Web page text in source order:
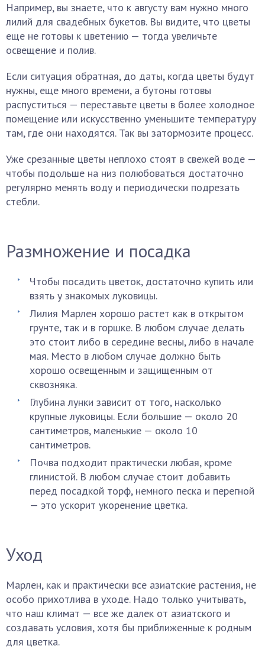
Например, вы знаете, что к августу вам нужно много
лилий для свадебных букетов. Вы видите, что цветы
еще не готовы к цветению — тогда увеличьте
освещение и полив.
Если ситуация обратная, до даты, когда цветы будут
нужны, еще много времени, а бутоны готовы
распуститься — переставьте цветы в более холодное
помещение или искусственно уменьшите температуру
там, где они находятся. Так вы затормозите процесс.
Уже срезанные цветы неплохо стоят в свежей воде —
чтобы подольше на низ полюбоваться достаточно
регулярно менять воду и периодически подрезать
стебли.
Размножение и посадка
Чтобы посадить цветок, достаточно купить или
взять у знакомых луковицы.
Лилия Марлен хорошо растет как в открытом
грунте, так и в горшке. В любом случае делать
это стоит либо в середине весны, либо в начале
мая. Место в любом случае должно быть
хорошо освещенным и защищенным от
сквозняка.
Глубина лунки зависит от того, насколько
крупные луковицы. Если большие — около 20
сантиметров, маленькие — около 10
сантиметров.
Почва подходит практически любая, кроме
глинистой. В любом случае стоит добавить
перед посадкой торф, немного песка и перегной
— это ускорит укоренение цветка.
Уход
Марлен, как и практически все азиатские растения, не
особо прихотлива в уходе. Надо только учитывать,
что наш климат — все же далек от азиатского и
создавать условия, хотя бы приближенные к родным
для цветка.